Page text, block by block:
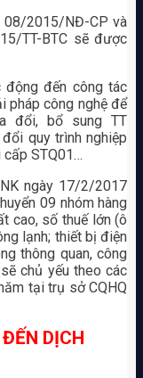
08/2015/NĐ-CP và
TT-BTC sẽ được
đến công tác
pháp công nghệ để
đổi, bổ sung TT
quy trình nghiệp
cấp STQ01…
ngày 17/2/2017
09 nhóm hàng
cao, số thuế lớn (ô
lạnh; thiết bị điện
thông quan, công
chủ yếu theo các
tại trụ sở CQHQ
DỊCH